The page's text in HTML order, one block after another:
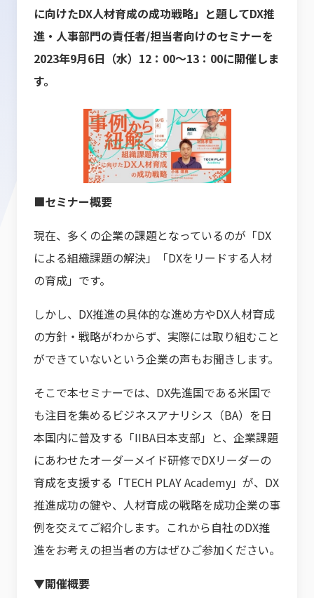
に向けたDX人材育成の成功戦略」と題してDX推
進・人事部門の責任者/担当者向けのセミナーを
2023年9月6日（水）12：00～13：00に開催しま
す。
■セミナー概要
現在、多くの企業の課題となっているのが「DX
による組織課題の解決」「DXをリードする人材
の育成」です。
しかし、DX推進の具体的な進め方やDX人材育成
の方針・戦略がわからず、実際には取り組むこと
ができていないという企業の声もお聞きします。
そこで本セミナーでは、DX先進国である米国で
も注目を集めるビジネスアナリシス（BA）を日
本国内に普及する「IIBA日本支部」と、企業課題
にあわせたオーダーメイド研修でDXリーダーの
育成を支援する「TECH PLAY Academy」が、DX
推進成功の鍵や、人材育成の戦略を成功企業の事
例を交えてご紹介します。これから自社のDX推
進をお考えの担当者の方はぜひご参加ください。
▼開催概要